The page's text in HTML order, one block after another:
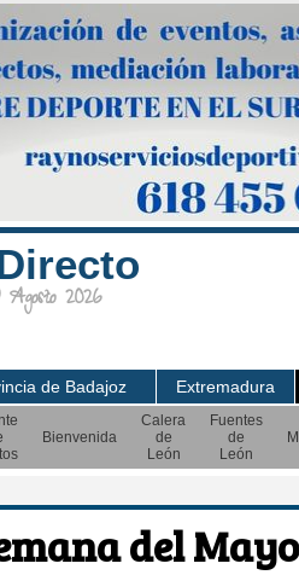
2026
de Badajoz Extremadura
Bienvenida
Calera
de
León
Fuentes
de
León
del